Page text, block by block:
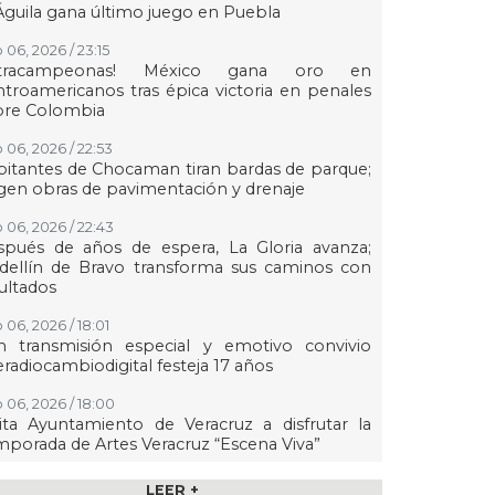
gana último juego en Puebla
06, 2026 / 23:15
México gana oro en
tras épica victoria en penales
Colombia
06, 2026 / 22:53
de Chocaman tiran bardas de parque;
obras de pavimentación y drenaje
06, 2026 / 22:43
de años de espera, La Gloria avanza;
de Bravo transforma sus caminos con
06, 2026 / 18:01
transmisión especial y emotivo convivio
festeja 17 años
06, 2026 / 18:00
Ayuntamiento de Veracruz a disfrutar la
de Artes Veracruz “Escena Viva”
06, 2026 / 16:56 LEER +